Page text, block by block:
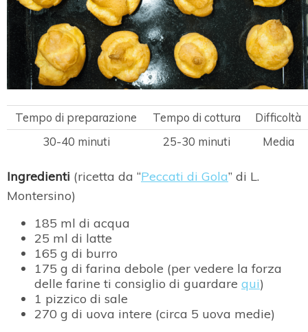
Tempo di preparazione Tempo di cottura
Difficoltà
30-40 minuti
25-30 minuti Media
Ingredienti (ricetta da “Peccati di Gola” di L.
Montersino)
185 ml di acqua
25 ml di latte
165 g di burro
175 g di farina debole (per vedere la forza
delle farine ti consiglio di guardare qui)
1 pizzico di sale
270 g di uova intere (circa 5 uova medie)